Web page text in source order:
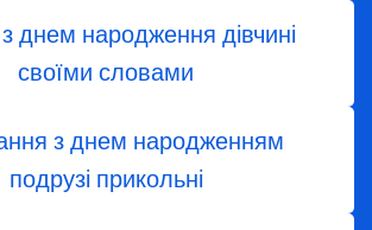
з днем ​​народження дівчині
своїми словами
з днем народженням
подрузі прикольні